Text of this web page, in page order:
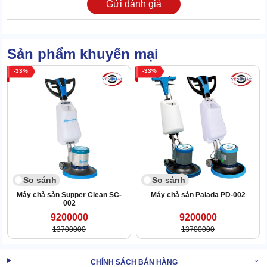
Các phụ kiện này đều được trang bị đủ ngay khi mua về. Lúc cần
Tiết kiệm tiền đầu tư
Gửi đánh giá
Sản phẩm khuyến mại
33
So sánh
Máy chà sàn Supper Clean SC-
002
9200000
13700000
33
So sánh
Máy chà sàn Palada PD-002
9200000
13700000
CHÍNH SÁCH BÁN HÀNG